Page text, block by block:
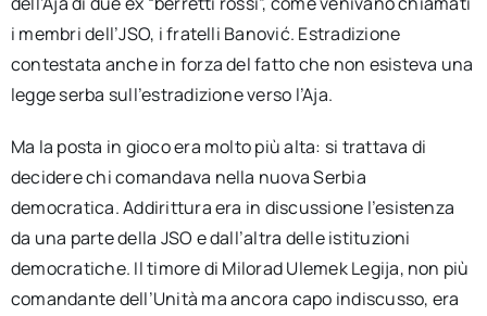
i membri dell’JSO, i fratelli Banović. Estradizione
contestata anche in forza del fatto che non esisteva una
legge serba sull’estradizione verso l’Aja.
Ma la posta in gioco era molto più alta: si trattava di
decidere chi comandava nella nuova Serbia
democratica. Addirittura era in discussione l’esistenza
da una parte della JSO e dall’altra delle istituzioni
democratiche. Il timore di Milorad Ulemek Legija, non più
comandante dell’Unità ma ancora capo indiscusso, era